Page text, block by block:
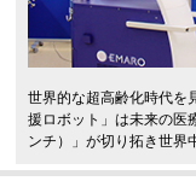
世界的な超高齢化時代を
援ロボット」は未来の医
ンチ）」が切り拓き世